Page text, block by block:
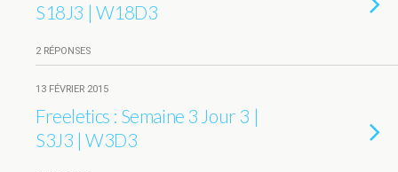
S18J3 | W18D3
2 RÉPONSES
13 FÉVRIER 2015
Freeletics : Semaine 3 Jour 3 |
S3J3 | W3D3